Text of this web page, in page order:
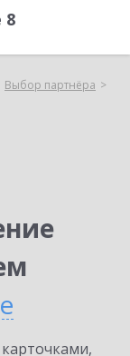
8
Выбор партнёра